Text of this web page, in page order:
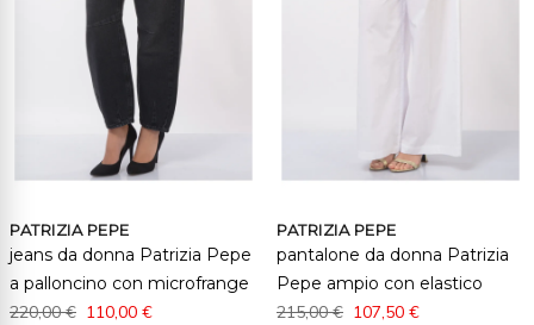
PATRIZIA PEPE
jeans da donna Patrizia Pepe
a palloncino con microfrange
220,00 € 110,00 €
PATRIZIA PEPE
pantalone da donna Patrizia
Pepe ampio con elastico
215,00 € 107,50 €